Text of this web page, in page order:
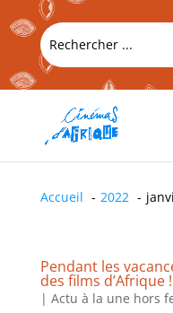
Accueil 2022
Pendant les
des films d’Afrique !
| Actu à la une hors